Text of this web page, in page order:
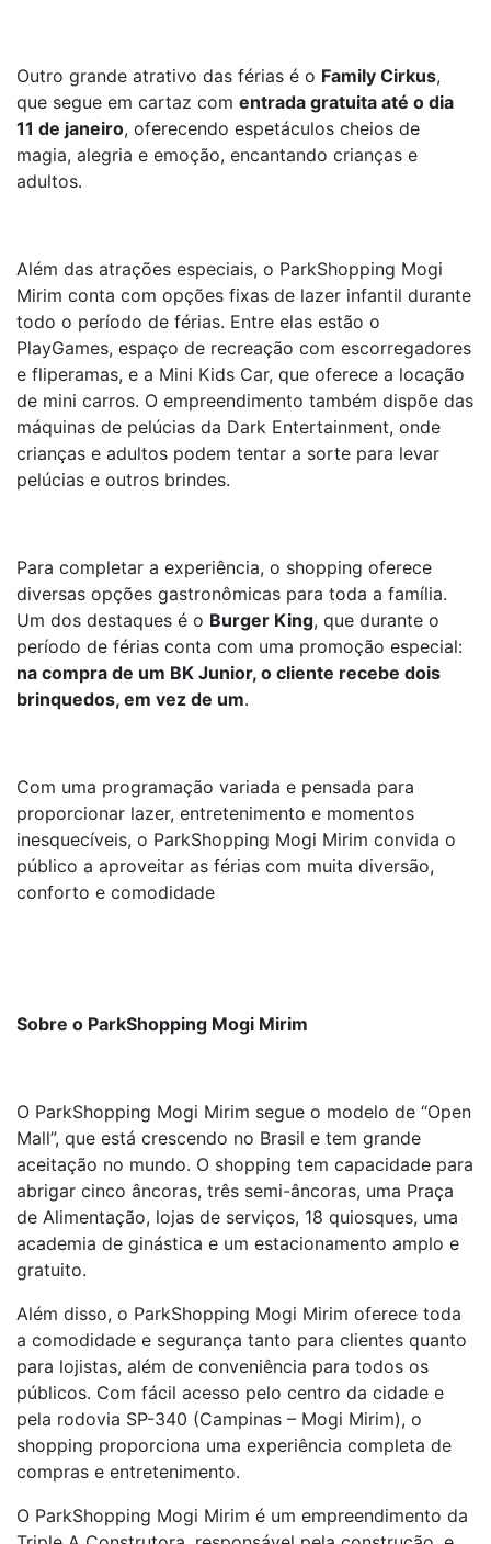
Outro grande atrativo das férias é o Family Cirkus,
que segue em cartaz com entrada gratuita até o dia
11 de janeiro, oferecendo espetáculos cheios de
magia, alegria e emoção, encantando crianças e
adultos.
Além das atrações especiais, o ParkShopping Mogi
Mirim conta com opções fixas de lazer infantil durante
todo o período de férias. Entre elas estão o
PlayGames, espaço de recreação com escorregadores
e fliperamas, e a Mini Kids Car, que oferece a locação
de mini carros. O empreendimento também dispõe das
máquinas de pelúcias da Dark Entertainment, onde
crianças e adultos podem tentar a sorte para levar
pelúcias e outros brindes.
Para completar a experiência, o shopping oferece
diversas opções gastronômicas para toda a família.
Um dos destaques é o Burger King, que durante o
período de férias conta com uma promoção especial:
na compra de um BK Junior, o cliente recebe dois
brinquedos, em vez de um.
Com uma programação variada e pensada para
proporcionar lazer, entretenimento e momentos
inesquecíveis, o ParkShopping Mogi Mirim convida o
público a aproveitar as férias com muita diversão,
conforto e comodidade
Sobre o ParkShopping Mogi Mirim
O ParkShopping Mogi Mirim segue o modelo de “Open
Mall”, que está crescendo no Brasil e tem grande
aceitação no mundo. O shopping tem capacidade para
abrigar cinco âncoras, três semi-âncoras, uma Praça
de Alimentação, lojas de serviços, 18 quiosques, uma
academia de ginástica e um estacionamento amplo e
gratuito.
Além disso, o ParkShopping Mogi Mirim oferece toda
a comodidade e segurança tanto para clientes quanto
para lojistas, além de conveniência para todos os
públicos. Com fácil acesso pelo centro da cidade e
pela rodovia SP-340 (Campinas – Mogi Mirim), o
shopping proporciona uma experiência completa de
compras e entretenimento.
O ParkShopping Mogi Mirim é um empreendimento da